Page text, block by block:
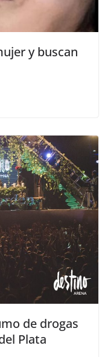
y buscan
de drogas
Plata